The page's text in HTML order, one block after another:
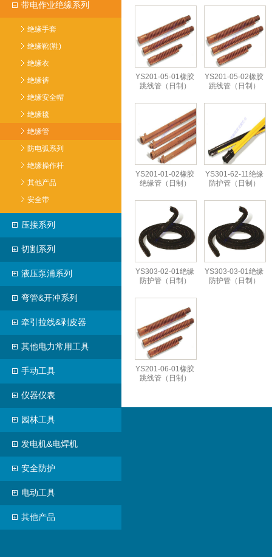
带电作业绝缘系列
绝缘手套
绝缘靴(鞋)
绝缘衣
绝缘裤
绝缘安全帽
绝缘毯
绝缘管
防电弧系列
绝缘操作杆
其他产品
安全带
压接系列
切割系列
液压泵浦系列
弯管&开冲系列
牵引拉线&剥皮器
其他电力常用工具
手动工具
仪器仪表
园林工具
发电机&电焊机
安全防护
电动工具
其他产品
YS201-05-01橡胶
跳线管（日制）
YS201-05-02橡胶
跳线管（日制）
YS201-01-02橡胶
绝缘管（日制）
YS301-62-11绝缘
防护管（日制）
YS303-02-01绝缘
防护管（日制）
YS303-03-01绝缘
防护管（日制）
YS201-06-01橡胶
跳线管（日制）